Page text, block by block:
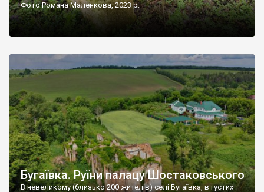
Фото Романа Маленкова, 2023 р.
Бугаївка. Руїни палацу Шостаковського
В невеликому (близько 200 жителів) селі Бугаївка, в густих